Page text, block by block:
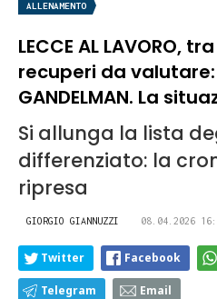
ALLENAMENTO
LECCE AL LAVORO,
recuperi da
GANDELMAN. La
Si allunga la lista
differenziato: la
ripresa
GIORGIO GIANNUZZI 08.04.2026
Twitter Facebook
Telegram Email